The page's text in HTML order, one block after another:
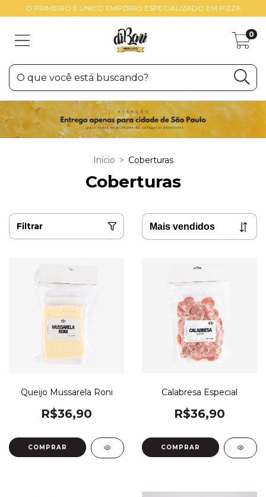
O PRIMEIRO E ÚNICO EMPÓRIO ESPECIALIZADO EM PIZZA
0
Início > Coberturas
Coberturas
Filtrar
Queijo Mussarela Roni
R$36,90
Calabresa Especial
R$36,90